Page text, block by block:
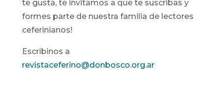
te gusta, te invitamos a que te suscribas y
formes parte de nuestra familia de lectores
ceferinianos!
Escribinos a
revistaceferino@donbosco.org.ar